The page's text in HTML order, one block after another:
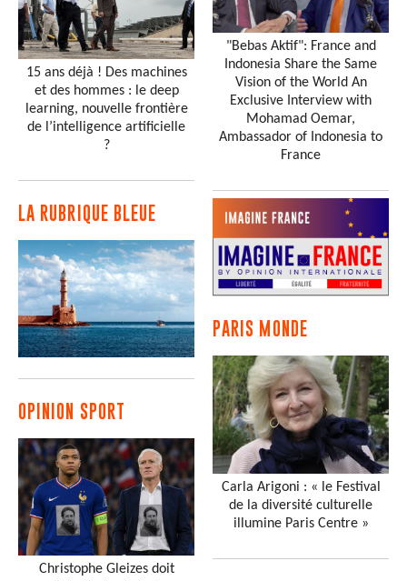
15 ans déjà ! Des machines
et des hommes : le deep
learning, nouvelle frontière
de l’intelligence artificielle
?
LA RUBRIQUE BLEUE
OPINION SPORT
Christophe Gleizes doit
"Bebas Aktif": France and
Indonesia Share the Same
Vision of the World An
Exclusive Interview with
Mohamad Oemar,
Ambassador of Indonesia to
France
PARIS MONDE
Carla Arigoni : « le Festival
de la diversité culturelle
illumine Paris Centre »